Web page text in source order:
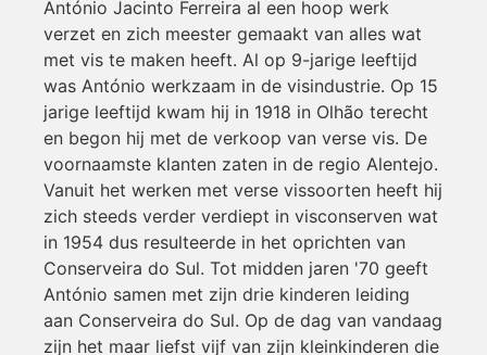
António Jacinto Ferreira al een hoop werk
verzet en zich meester gemaakt van alles wat
met vis te maken heeft. Al op 9-jarige leeftijd
was António werkzaam in de visindustrie. Op 15
jarige leeftijd kwam hij in 1918 in Olhão terecht
en begon hij met de verkoop van verse vis. De
voornaamste klanten zaten in de regio Alentejo.
Vanuit het werken met verse vissoorten heeft hij
zich steeds verder verdiept in visconserven wat
in 1954 dus resulteerde in het oprichten van
Conserveira do Sul. Tot midden jaren '70 geeft
António samen met zijn drie kinderen leiding
aan Conserveira do Sul. Op de dag van vandaag
zijn het maar liefst vijf van zijn kleinkinderen die